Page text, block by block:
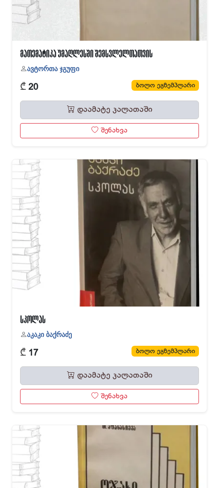
მათემატიკა უმაღლესში შემსვლელთათვის
ავტორთა ჯგუფი
₾ 20 ბოლო ეგზემპლარი
დაამატე კალათაში
შენახვა
სკოლას
აკაკი ბაქრაძე
₾ 17 ბოლო ეგზემპლარი
დაამატე კალათაში
შენახვა